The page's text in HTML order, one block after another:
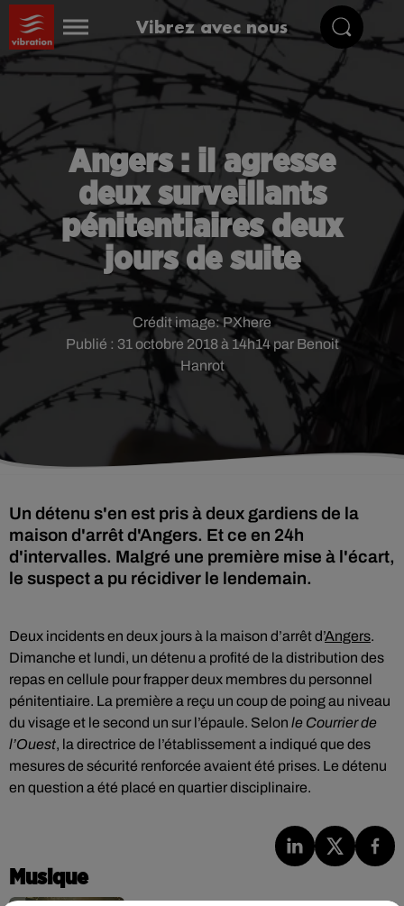
Vibrez avec nous
Angers : il agresse
deux surveillants
pénitentiaires deux
jours de suite
Publié : 31 octobre 2018 à 14h14 par Benoit
Hanrot
Crédit image:PXhere
Un détenu s'en est pris à deux gardiens de la
maison d'arrêt d'Angers. Et ce en 24h
d'intervalles. Malgré une première mise à l'écart,
le suspect a pu récidiver le lendemain.
Deux incidents en deux jours à la maison d’arrêt d’Angers.
Dimanche et lundi, un détenu a profité de la distribution des
repas en cellule pour frapper deux membres du personnel
pénitentiaire. La première a reçu un coup de poing au niveau
du visage et le second un sur l’épaule. Selon le Courrier de
l’Ouest, la directrice de l’établissement a indiqué que des
mesures de sécurité renforcée avaient été prises. Le détenu
en question a été placé en quartier disciplinaire.
Musique